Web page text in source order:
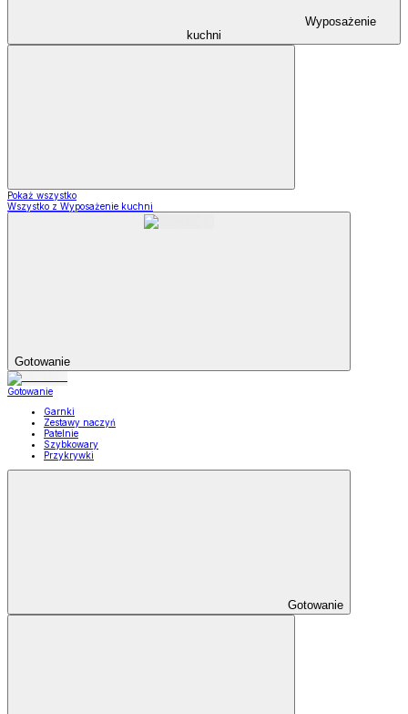
Wyposażenie
kuchni
Pokaż wszystko
Wszystko z Wyposażenie kuchni
Gotowanie
Gotowanie
Garnki
Zestawy naczyń
Patelnie
Szybkowary
Przykrywki
Gotowanie